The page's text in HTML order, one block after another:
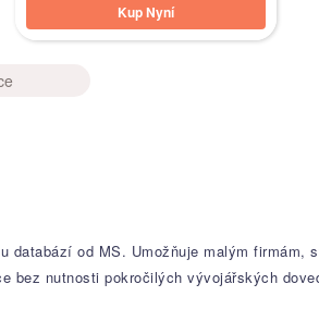
Kup Nyní
od MS. Umožňuje malým firmám,
bez nutnosti pokročilých vývojářských